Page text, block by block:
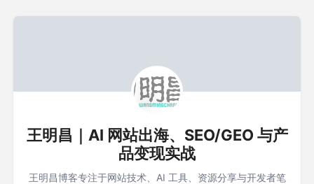
王明昌｜AI 网站出海、SEO/GEO 与产
品变现实战
王明昌博客专注于网站技术、AI 工具、资源分享与开发者笔